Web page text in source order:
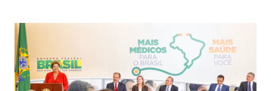
tecnológica para inclusão social e desenvolvimento
sustentável, habilitando a formação de mão de obra
qualificada indispensável ao desenvolvimento das economias
regionais”. O senador Clésio Andrade também tem